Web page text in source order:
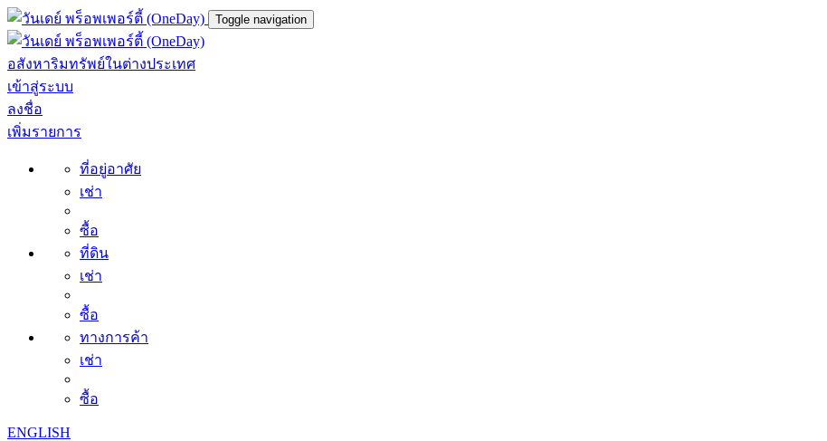
Toggle navigation
อสังหาริมทรัพย์ในต่างประเทศ
เข้าสู่ระบบ
ลงชื่อ
เพิ่มรายการ
ที่อยู่อาศัย
เช่า
ซื้อ
ที่ดิน
เช่า
ซื้อ
ทางการค้า
เช่า
ซื้อ
ENGLISH